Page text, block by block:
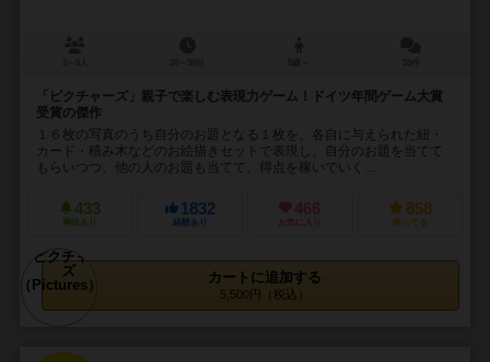
「ピクチャーズ」親子で楽しむ表現力ゲーム！ドイツ年間ゲーム大賞
受賞の傑作
１６枚の写真のうち自分のお題となる１枚を、各自に与えられた紐・
カード・積み木などのお絵描きセットで表現し、自分のお題を当てて
もらいつつ、他の人のお題も当てて、得点を稼いでいく...
433
興味あり
1832
経験あり
466
お気に入り
858
持ってる
カートに追加する
5,500円（税込）